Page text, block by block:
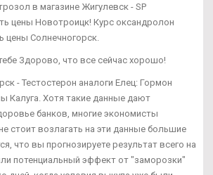
в магазине Жигулевск - SP
цены Новотроицк! Курс оксандролон
цены Солнечногорск.
Здорово, что все сейчас хорошо!
- Тестостерон аналоги Елец: Гормон
Калуга. Хотя такие данные дают
банков, многие экономисты
стоит возлагать на эти данные большие
что вы прогнозируете результат всего на
потенциальный эффект от "заморозки"